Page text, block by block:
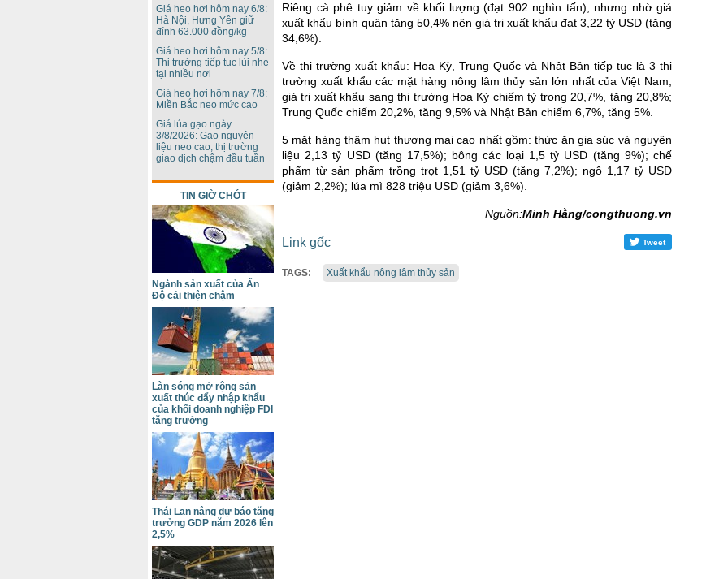
Riêng cà phê tuy giảm về khối lượng (đạt 902 nghìn tấn), nhưng nhờ giá
xuất khẩu bình quân tăng 50,4% nên giá trị xuất khẩu đạt 3,22 tỷ USD (tăng
34,6%).
Về thị trường xuất khẩu: Hoa Kỳ, Trung Quốc và Nhật Bản tiếp tục là 3 thị
trường xuất khẩu các mặt hàng nông lâm thủy sản lớn nhất của Việt Nam;
giá trị xuất khẩu sang thị trường Hoa Kỳ chiếm tỷ trọng 20,7%, tăng 20,8%;
Trung Quốc chiếm 20,2%, tăng 9,5% và Nhật Bản chiếm 6,7%, tăng 5%.
5 mặt hàng thâm hụt thương mại cao nhất gồm: thức ăn gia súc và nguyên
liệu 2,13 tỷ USD (tăng 17,5%); bông các loại 1,5 tỷ USD (tăng 9%); chế
phẩm từ sản phẩm trồng trọt 1,51 tỷ USD (tăng 7,2%); ngô 1,17 tỷ USD
(giảm 2,2%); lúa mì 828 triệu USD (giảm 3,6%).
Nguồn:Minh Hằng/congthuong.vn
Link gốc Tweet
TAGS: Xuất khẩu nông lâm thủy sản
Giá heo hơi hôm nay 6/8:
Hà Nội, Hưng Yên giữ
đỉnh 63.000 đồng/kg
Giá heo hơi hôm nay 5/8:
Thị trường tiếp tục lùi nhẹ
tại nhiều nơi
Giá heo hơi hôm nay 7/8:
Miền Bắc neo mức cao
Giá lúa gạo ngày
3/8/2026: Gạo nguyên
liệu neo cao, thị trường
giao dịch chậm đầu tuần
TIN GIỜ CHÓT
Ngành sản xuất của Ấn
Độ cải thiện chậm
Làn sóng mở rộng sản
xuất thúc đẩy nhập khẩu
của khối doanh nghiệp FDI
tăng trưởng
Thái Lan nâng dự báo tăng
trưởng GDP năm 2026 lên
2,5%